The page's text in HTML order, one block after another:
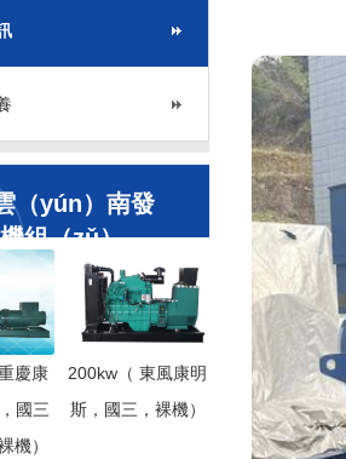
（yún）南發
組（zǔ）
慶康
國三
機）
200kw（ 東風康明
斯，國三，裸機）